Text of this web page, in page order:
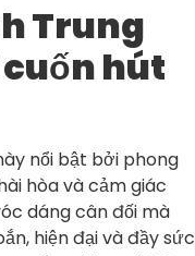
Trung
hút
nổi bật bởi phong
hòa và cảm giác
dáng cân đối mà
hiện đại và đầy sức